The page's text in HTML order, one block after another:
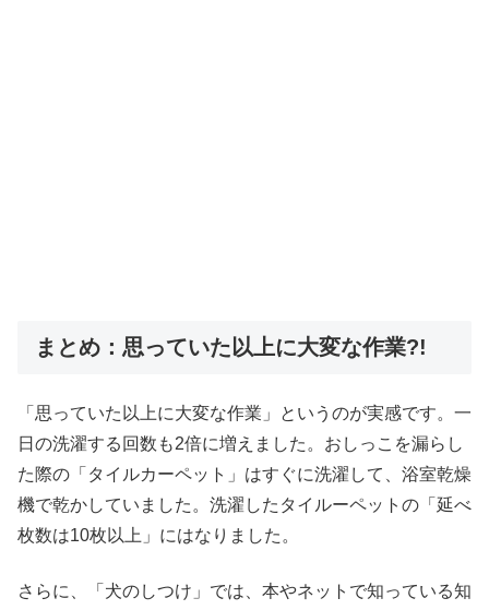
まとめ：思っていた以上に大変な作業?!
「思っていた以上に大変な作業」というのが実感です。一
日の洗濯する回数も2倍に増えました。おしっこを漏らし
た際の「タイルカーペット」はすぐに洗濯して、浴室乾燥
機で乾かしていました。洗濯したタイルーペットの「延べ
枚数は10枚以上」にはなりました。
さらに、「犬のしつけ」では、本やネットで知っている知